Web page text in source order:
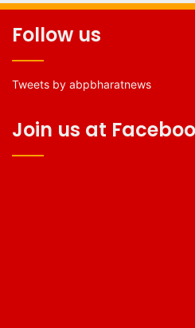
Follow us
Tweets by abpbharatnews
Join us at